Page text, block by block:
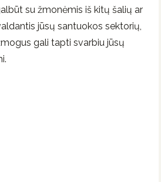
su žmonėmis iš kitų šalių ar
jūsų santuokos sektorių,
gali tapti svarbiu jūsų